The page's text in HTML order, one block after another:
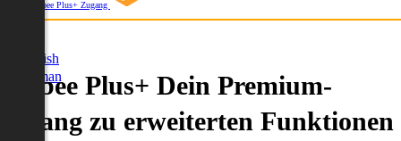
Flatbee Plus+ Zugang
English
German
Plus+ Dein Premium-
zu erweiterten Funktionen